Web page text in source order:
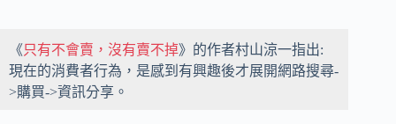
《只有不會賣，沒有賣不掉》的作者村山涼一指出:
現在的消費者行為，是感到有興趣後才展開網路搜尋-
>購買->資訊分享。